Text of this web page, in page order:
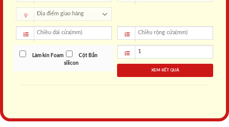
Làm kín Foam
Cột Bắn
silicon
XEM KẾT QUẢ